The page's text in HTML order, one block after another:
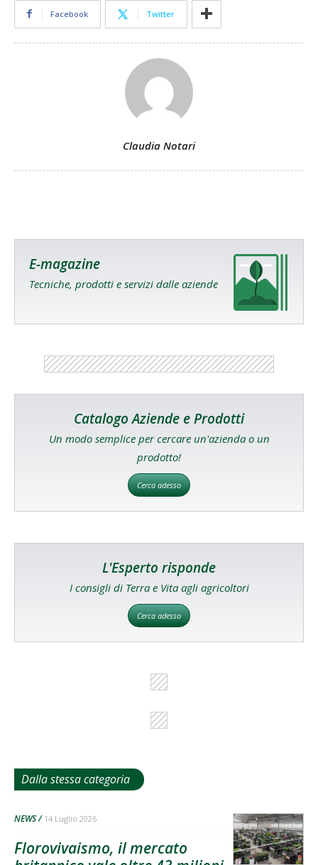
Facebook Twitter
Claudia Notari
E-magazine
Tecniche, prodotti e servizi dalle aziende
Catalogo Aziende e Prodotti
Un modo semplice per cercare un'azienda o un
prodotto!
Cerca adesso
L'Esperto risponde
I consigli di Terra e Vita agli agricoltori
Cerca adesso
Dalla stessa categoria
NEWS 14 Luglio 2026
Florovivaismo, il mercato